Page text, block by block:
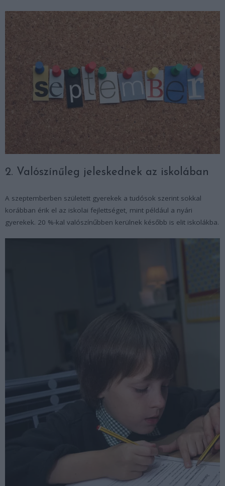
2. Valószínűleg jeleskednek az iskolában
A szeptemberben született gyerekek a tudósok szerint sokkal
korábban érik el az iskolai fejlettséget, mint például a nyári
gyerekek. 20 %-kal valószínűbben kerülnek később is elit iskolákba.